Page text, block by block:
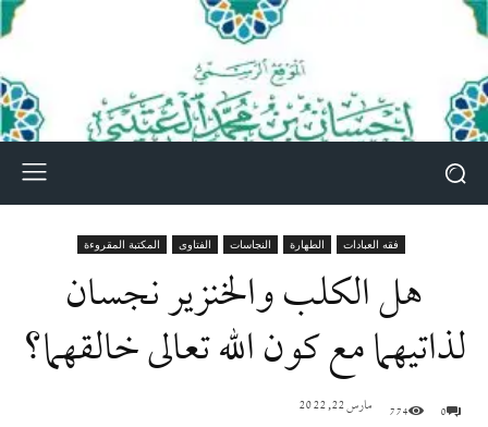
فقه العبادات الطهارة النجاسات الفتاوى المكتبة المقروءة
هل الكلب والخنزير نجسان
لذاتيهما مع كون الله تعالى خالقهما؟
0
774 مارس 22, 2022